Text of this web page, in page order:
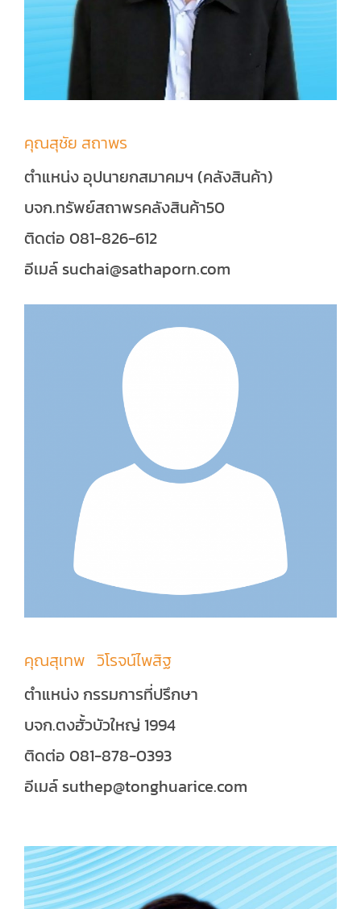
คุณสุชัย สถาพร
ตำแหน่ง อุปนายกสมาคมฯ (คลังสินค้า)
บจก.ทรัพย์สถาพรคลังสินค้า50
ติดต่อ 081-826-612
อีเมล์ suchai@sathaporn.com
คุณสุเทพ วิโรจน์ไพสิฐ
ตำแหน่ง กรรมการที่ปรึกษา
บจก.ตงฮั้วบัวใหญ่ 1994
ติดต่อ 081-878-0393
อีเมล์ suthep@tonghuarice.com